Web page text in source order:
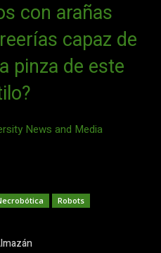
con arañas
capaz de
pinza de este
News and Media
Robots